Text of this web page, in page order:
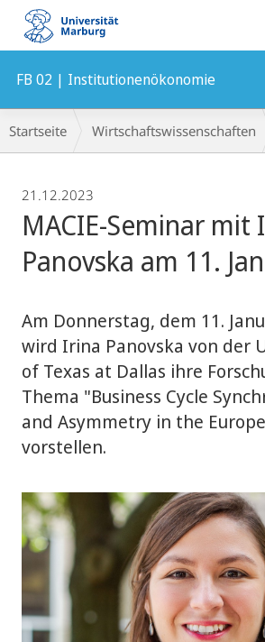
Mobile-
Navigation
FB 02 | Institutionenökonomie
Breadcrumb-
Navigation
Startseite Wirtschaftswissenschaften
21.12.2023
MACIE-Seminar mit
Panovska am 11.
Am Donnerstag, dem 11.
wird Irina Panovska von der
of Texas at Dallas ihre
Thema "Business Cycle
and Asymmetry in the
vorstellen.